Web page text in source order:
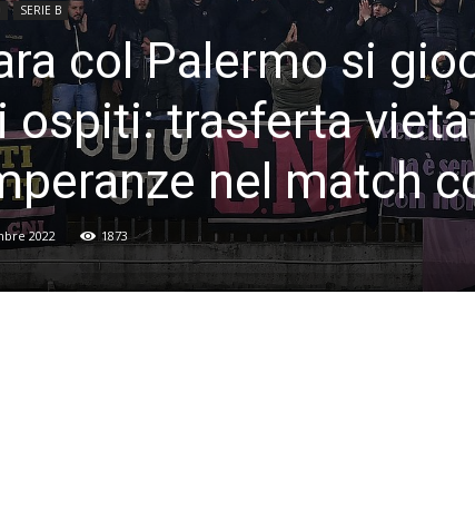
SERIE B
col Palermo si
ospiti: trasferta
nel match
2022 1873